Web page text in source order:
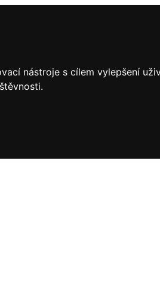
nástroje s cílem vylepšení